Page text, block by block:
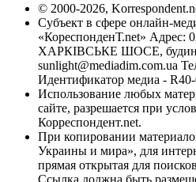
© 2000-2026,
Субъект в сфере онлайн-
«КореспонденТ.net» Адрес:
ХАРКІВСЬКЕ ШОСЕ,
sunlight@mediadim.com.ua
Идентификатор медиа -
Использование любых
сайте, разрешается при
Корреспондент.net.
При копировании
Украины и мира», для
прямая открытая для
Ссылка должна быть